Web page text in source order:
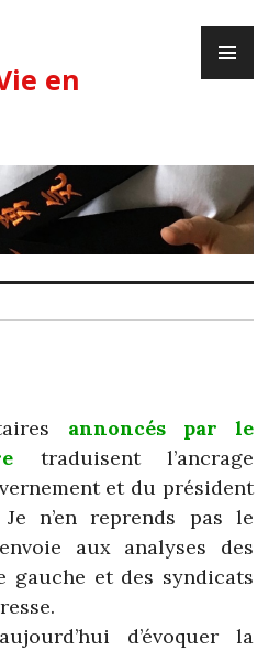
en
annoncés par le
traduisent l’ancrage
et du président
n’en reprends pas le
aux analyses des
gauche et des syndicats
d’évoquer la